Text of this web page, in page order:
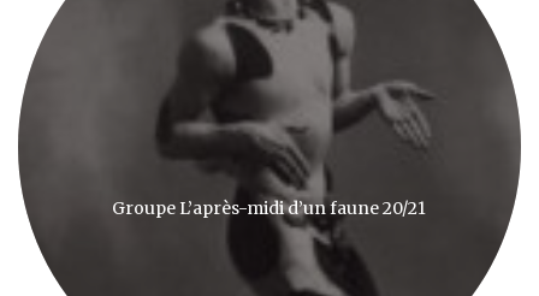
Groupe L’après-midi d’un faune 20/21